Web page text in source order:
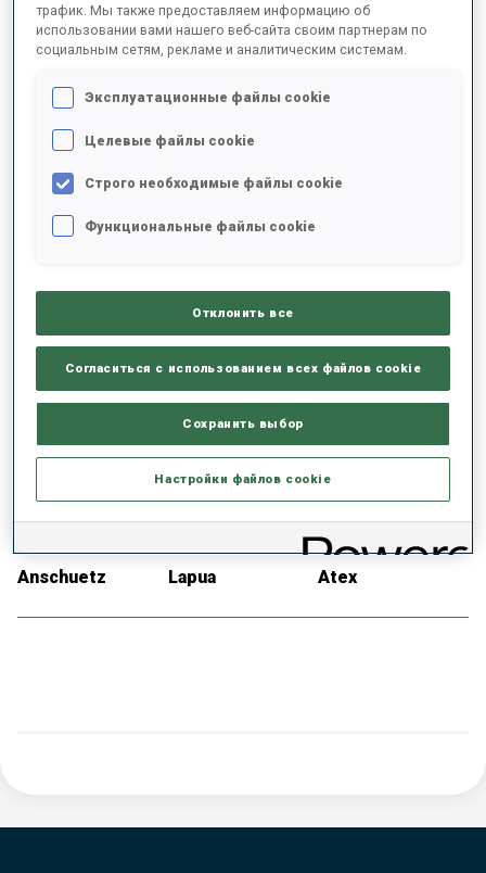
25 МАЯ 1990
СТАРТЫ НА КУБКЕ МИРА
ПАЛКИ
Swix
БОТИНКИ
Anschuetz Lapua Atex
трафик. Мы также предоставляем информацию об
использовании вами нашего веб-сайта своим партнерам по
социальным сетям, рекламе и аналитическим системам.
Эксплуатационные файлы cookie
Целевые файлы cookie
Строго необходимые файлы cookie
Функциональные файлы cookie
Отклонить все
Согласиться с использованием всех файлов cookie
Сохранить выбор
Настройки файлов cookie